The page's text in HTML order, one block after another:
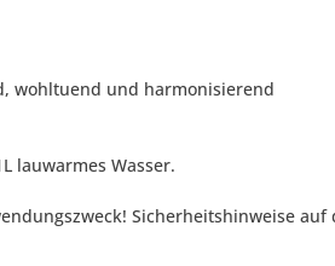
wohltuend und harmonisierend
lauwarmes Wasser.
Sicherheitshinweise